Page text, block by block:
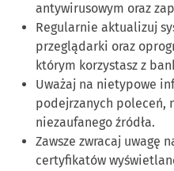
antywirusowym oraz
Regularnie aktualizuj
przeglądarki oraz
którym korzystasz z
Uważaj na nietypowe
podejrzanych poleceń,
niezaufanego źródła.
Zawsze zwracaj uwagę
certyfikatów